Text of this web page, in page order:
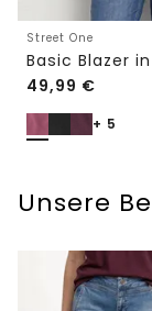
Street One
Basic Blazer
49,99 €
+ 5
Unsere